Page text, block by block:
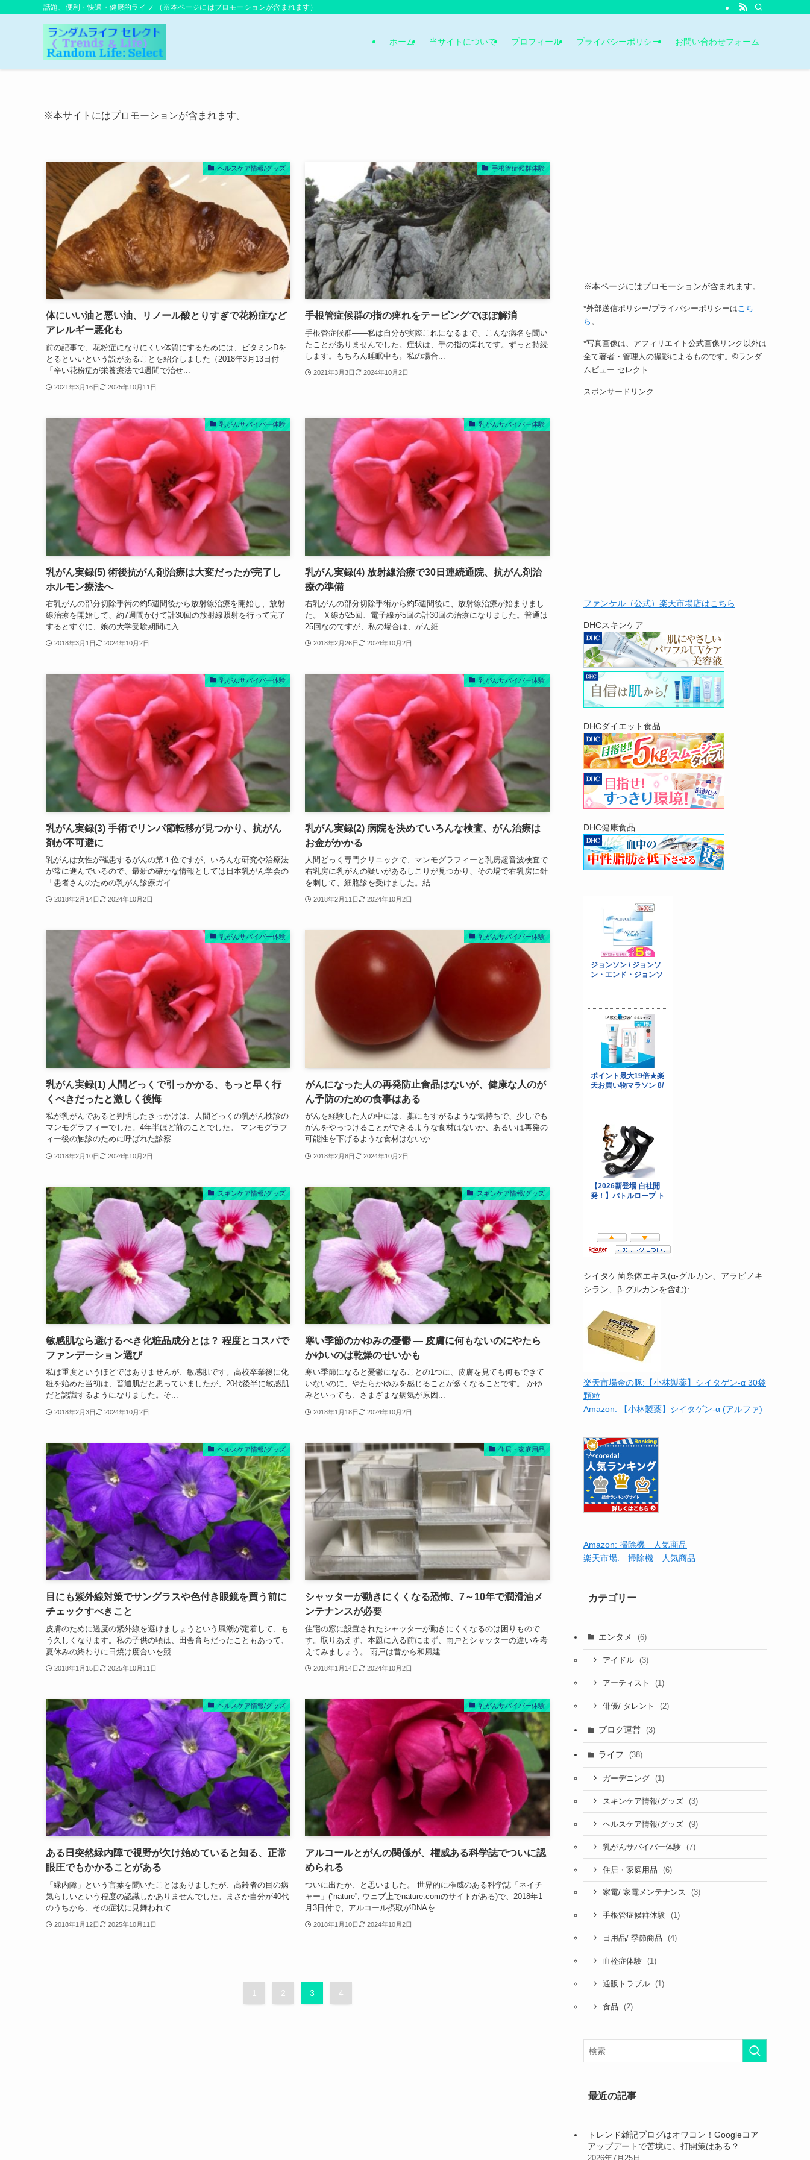
話題、便利・快適・健康的ライフ （※本ページにはプロモーションが含まれます）
ホーム 当サイトについて プロフィール プライバシーポリシー お問い合わせフォーム
※本サイトにはプロモーションが含まれます。
ヘルスケア情報/グッズ
体にいい油と悪い油、リノール酸とりすぎで花粉症など
アレルギー悪化も
前の記事で、花粉症になりにくい体質にするためには、ビタミンDを
とるといいという説があることを紹介しました（2018年3月13日付
「辛い花粉症が栄養療法で1週間で治せ...
2021年3月16日 2025年10月11日
手根管症候群体験
手根管症候群の指の痺れをテーピングでほぼ解消
手根管症候群――私は自分が実際これになるまで、こんな病名を聞い
たことがありませんでした。症状は、手の指の痺れです。ずっと持続
します。もちろん睡眠中も。私の場合...
2021年3月3日 2024年10月2日
乳がんサバイバー体験
乳がん実録(5) 術後抗がん剤治療は大変だったが完了し
ホルモン療法へ
右乳がんの部分切除手術の約5週間後から放射線治療を開始し、放射
線治療を開始して、約7週間かけて計30回の放射線照射を行って完了
するとすぐに、娘の大学受験期間に入...
2018年3月1日 2024年10月2日
乳がんサバイバー体験
乳がん実録(4) 放射線治療で30日連続通院、抗がん剤治
療の準備
右乳がんの部分切除手術から約5週間後に、放射線治療が始まりまし
た。 Ｘ線が25回、電子線が5回の計30回の治療になりました。普通は
25回なのですが、私の場合は、がん細...
2018年2月26日 2024年10月2日
乳がんサバイバー体験
乳がん実録(3) 手術でリンパ節転移が見つかり、抗がん
剤が不可避に
乳がんは女性が罹患するがんの第１位ですが、いろんな研究や治療法
が常に進んでいるので、最新の確かな情報としては日本乳がん学会の
「患者さんのための乳がん診療ガイ...
2018年2月14日 2024年10月2日
乳がんサバイバー体験
乳がん実録(2) 病院を決めていろんな検査、がん治療は
お金がかかる
人間どっく専門クリニックで、マンモグラフィーと乳房超音波検査で
右乳房に乳がんの疑いがあるしこりが見つかり、その場で右乳房に針
を刺して、細胞診を受けました。結...
2018年2月11日 2024年10月2日
乳がんサバイバー体験
乳がん実録(1) 人間どっくで引っかかる、もっと早く行
くべきだったと激しく後悔
私が乳がんであると判明したきっかけは、人間どっくの乳がん検診の
マンモグラフィーでした。4年半ほど前のことでした。 マンモグラフ
ィー後の触診のために呼ばれた診察...
2018年2月10日 2024年10月2日
乳がんサバイバー体験
がんになった人の再発防止食品はないが、健康な人のが
ん予防のための食事はある
がんを経験した人の中には、藁にもすがるような気持ちで、少しでも
がんをやっつけることができるような食材はないか、あるいは再発の
可能性を下げるような食材はないか...
2018年2月8日 2024年10月2日
スキンケア情報/グッズ
敏感肌なら避けるべき化粧品成分とは？ 程度とコスパで
ファンデーション選び
私は重度というほどではありませんが、敏感肌です。高校卒業後に化
粧を始めた当初は、普通肌だと思っていましたが、20代後半に敏感肌
だと認識するようになりました。そ...
2018年2月3日 2024年10月2日
スキンケア情報/グッズ
寒い季節のかゆみの憂鬱 ― 皮膚に何もないのにやたら
かゆいのは乾燥のせいかも
寒い季節になると憂鬱になることの1つに、皮膚を見ても何もできて
いないのに、やたらかゆみを感じることが多くなることです。 かゆ
みといっても、さまざまな病気が原因...
2018年1月18日 2024年10月2日
ヘルスケア情報/グッズ
目にも紫外線対策でサングラスや色付き眼鏡を買う前に
チェックすべきこと
皮膚のために過度の紫外線を避けましょうという風潮が定着して、も
う久しくなります。私の子供の頃は、田舎育ちだったこともあって、
夏休みの終わりに日焼け度合いを競...
2018年1月15日 2025年10月11日
住居・家庭用品
シャッターが動きにくくなる恐怖、7～10年で潤滑油メ
ンテナンスが必要
住宅の窓に設置されたシャッターが動きにくくなるのは困りもので
す。取りあえず、本題に入る前にまず、雨戸とシャッターの違いを考
えてみましょう。 雨戸は昔から和風建...
2018年1月14日 2024年10月2日
ヘルスケア情報/グッズ
ある日突然緑内障で視野が欠け始めていると知る、正常
眼圧でもかかることがある
「緑内障」という言葉を聞いたことはありましたが、高齢者の目の病
気らしいという程度の認識しかありませんでした。まさか自分が40代
のうちから、その症状に見舞われて...
2018年1月12日 2025年10月11日
乳がんサバイバー体験
アルコールとがんの関係が、権威ある科学誌でついに認
められる
ついに出たか、と思いました。 世界的に権威のある科学誌「ネイチ
ャー」(“nature”, ウェブ上でnature.comのサイトがある)で、2018年1
月3日付で、アルコール摂取がDNAを...
2018年1月10日 2024年10月2日
1 2 3 4
※本ページにはプロモーションが含まれます。
*外部送信ポリシー/プライバシーポリシーはこち
ら 。
*写真画像は、アフィリエイト公式画像リンク以外は
全て著者・管理人の撮影によるものです。©ランダ
ムビュー セレクト
スポンサードリンク
ファンケル（公式）楽天市場店はこちら
DHCスキンケア
DHCダイエット食品
DHC健康食品
シイタケ菌糸体エキス(α-グルカン、アラビノキ
シラン、β-グルカンを含む):
楽天市場金の豚:【小林製薬】シイタゲン-α 30袋
顆粒
Amazon: 【小林製薬】シイタゲン-α (アルファ)
Amazon: 掃除機 人気商品
楽天市場: 掃除機 人気商品
カテゴリー
エンタメ (6)
アイドル (3)
アーティスト (1)
俳優/ タレント (2)
ブログ運営 (3)
ライフ (38)
ガーデニング (1)
スキンケア情報/グッズ (3)
ヘルスケア情報/グッズ (9)
乳がんサバイバー体験 (7)
住居・家庭用品 (6)
家電/ 家電メンテナンス (3)
手根管症候群体験 (1)
日用品/ 季節商品 (4)
血栓症体験 (1)
通販トラブル (1)
食品 (2)
最近の記事
トレンド雑記ブログはオワコン！Googleコア
アップデートで苦境に。打開策はある？
2026年7月25日